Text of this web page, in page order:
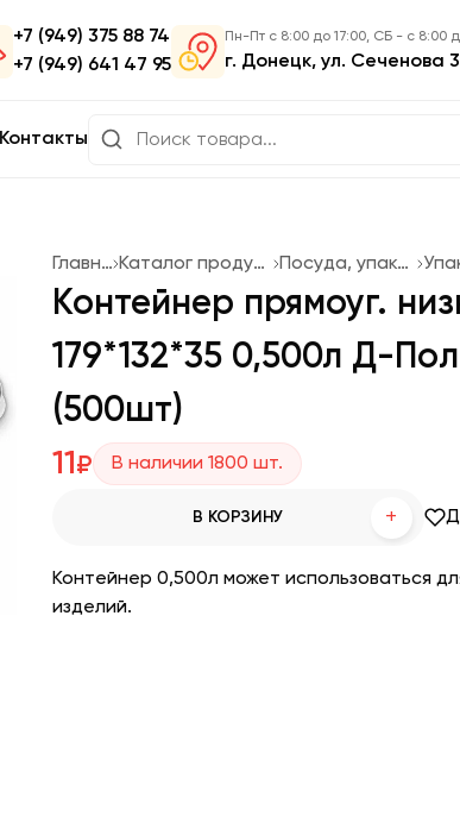
+7 (949) 375 88 74
+7 (949) 641 47 95
Пн-Пт с 8:00 до 17:00, СБ - с 8:00
г. Донецк, ул. Сеченова 3
Контакты
Главная Каталог продукции Посуда, упаковка
Контейнер прямоуг.
179*132*35 0,500л Д-
(500шт)
11 ₽ В наличии 1800 шт.
В КОРЗИНУ +
Контейнер 0,500л может использоваться
изделий.